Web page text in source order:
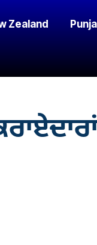
Zealand